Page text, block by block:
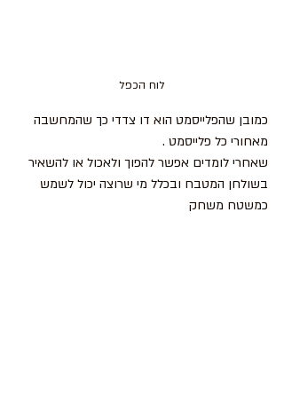
לוח הכפל
כמובן שהפלייסמט הוא דו צדדי כך שהמחשבה
מאחורי כל פלייסמט .
שאחרי לומדים אפשר להפוך ולאכול או להשאיר
בשולחן המטבח ובכלל מי שרוצה יכול לשמש
כמשטח משחק